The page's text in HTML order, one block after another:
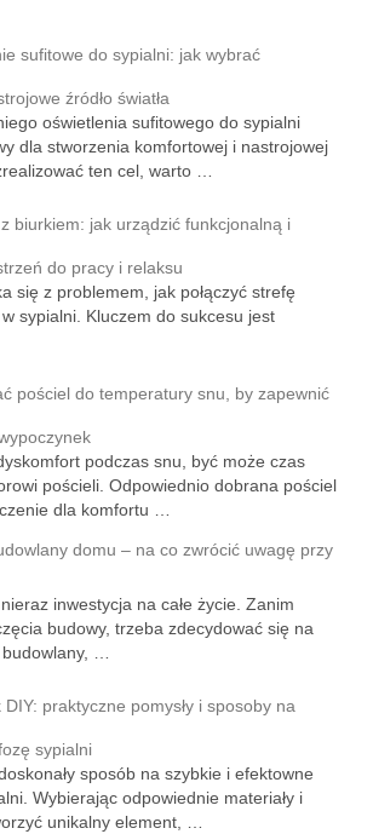
sufitowe do sypialni: jak wybrać
źródło światła
oświetlenia sufitowego do sypialni
dla stworzenia komfortowej i nastrojowej
ten cel, warto …
biurkiem: jak urządzić funkcjonalną i
do pracy i relaksu
się z problemem, jak połączyć strefę
sypialni. Kluczem do sukcesu jest
pościel do temperatury snu, by zapewnić
podczas snu, być może czas
pościeli. Odpowiednio dobrana pościel
dla komfortu …
domu – na co zwrócić uwagę przy
inwestycja na całe życie. Zanim
budowy, trzeba zdecydować się na
…
DIY: praktyczne pomysły i sposoby na
sypialni
sposób na szybkie i efektowne
Wybierając odpowiednie materiały i
unikalny element, …